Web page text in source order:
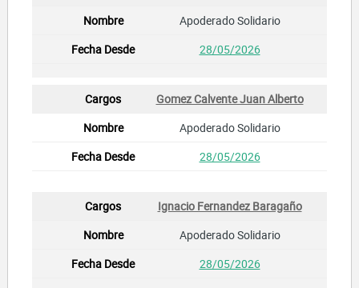
Apoderado Solidario
28/05/2026
Gomez Calvente Juan Alberto
Apoderado Solidario
28/05/2026
Ignacio Fernandez Baragaño
Apoderado Solidario
28/05/2026